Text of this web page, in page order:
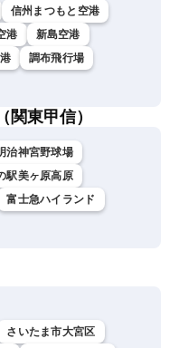
信州まつもと空港
港
新島空港
調布飛行場
東甲信）
治神宮野球場
駅美ヶ原高原
富士急ハイランド
さいたま市大宮区